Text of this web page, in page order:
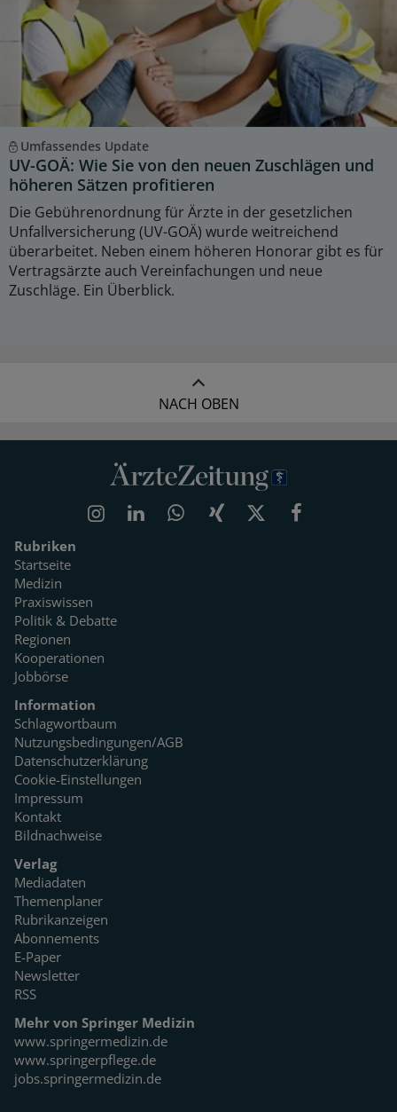
Umfassendes Update
UV-GOÄ: Wie Sie von den neuen Zuschlägen und
höheren Sätzen profitieren
Die Gebührenordnung für Ärzte in der gesetzlichen
Unfallversicherung (UV-GOÄ) wurde weitreichend
überarbeitet. Neben einem höheren Honorar gibt es für
Vertragsärzte auch Vereinfachungen und neue
Zuschläge. Ein Überblick.
NACH OBEN
Rubriken
Startseite
Medizin
Praxiswissen
Politik & Debatte
Regionen
Kooperationen
Jobbörse
Information
Schlagwortbaum
Nutzungsbedingungen/AGB
Datenschutzerklärung
Cookie-Einstellungen
Impressum
Kontakt
Bildnachweise
Verlag
Mediadaten
Themenplaner
Rubrikanzeigen
Abonnements
E-Paper
Newsletter
RSS
Mehr von Springer Medizin
www.springermedizin.de
www.springerpflege.de
jobs.springermedizin.de